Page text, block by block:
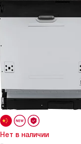
Нет в наличии